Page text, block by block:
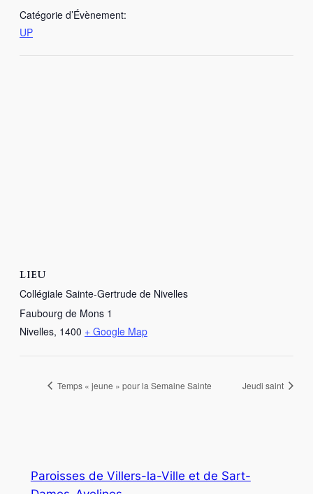
Catégorie d’Évènement:
UP
LIEU
Collégiale Sainte-Gertrude de Nivelles
Faubourg de Mons 1
Nivelles, 1400 + Google Map
Temps « jeune » pour la Semaine Sainte Jeudi saint
Paroisses de Villers-la-Ville et de Sart-